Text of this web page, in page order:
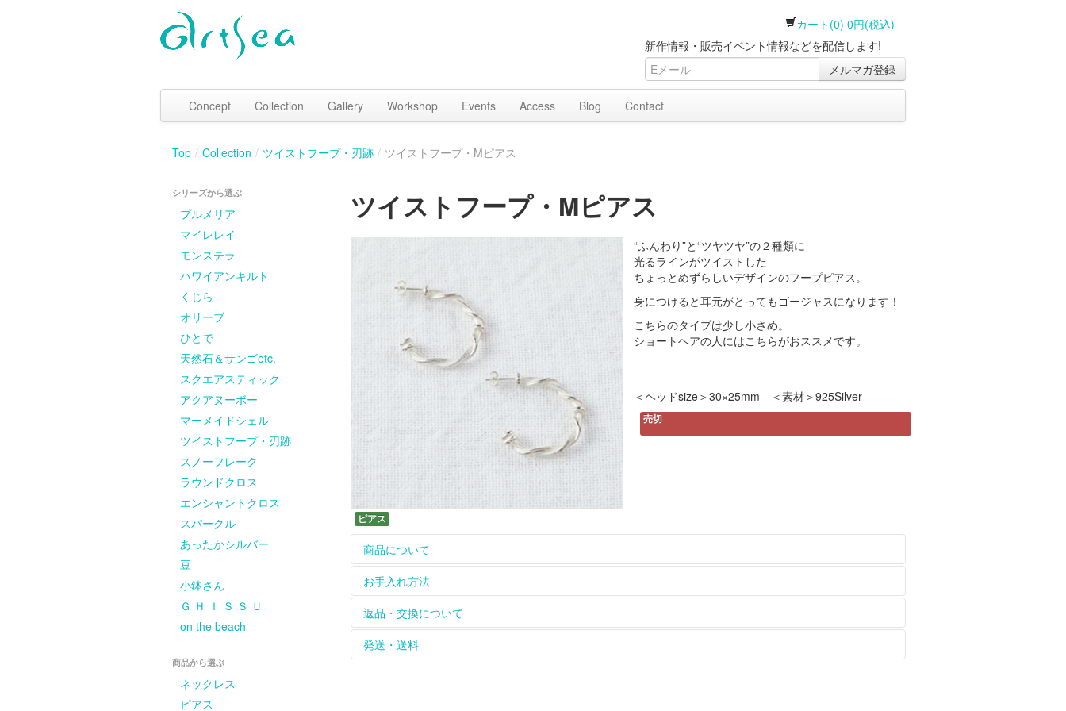
カート(0) 0円(税込)
新作情報・販売イベント情報などを配信します!
メルマガ登録
Concept Collection Gallery Workshop Events Access Blog Contact
Top / Collection / ツイストフープ・刃跡 / ツイストフープ・Mピアス
シリーズから選ぶ
プルメリア
マイレレイ
モンステラ
ハワイアンキルト
くじら
オリーブ
ひとで
天然石＆サンゴetc.
スクエアスティック
アクアヌーボー
マーメイドシェル
ツイストフープ・刃跡
スノーフレーク
ラウンドクロス
エンシャントクロス
スパークル
あったかシルバー
豆
小鉢さん
Ｇ Ｈ Ｉ Ｓ Ｓ Ｕ
on the beach
商品から選ぶ
ネックレス
ピアス
ツイストフープ・Mピアス
“ふんわり”と“ツヤツヤ”の２種類に
光るラインがツイストした
ちょっとめずらしいデザインのフープピアス。
身につけると耳元がとってもゴージャスになります！
こちらのタイプは少し小さめ。
ショートヘアの人にはこちらがおススメです。
＜ヘッドsize＞30×25mm ＜素材＞925Silver
売切
ピアス
商品について
ホームページに掲載している以外の長さのチェーンや、ペンダントヘッドのみ、チェーンのみの注文
についてはcontactからお問い合わせください。
革ひもは天然皮を使用しているため、使っていくうちに風合いが変わっていきます。変化する風合い
をお楽しみください。
天然石、天然素材のひとつひとつの色、模様の違い、多少のキズはご了承ください。
ピアスの金具（耳に触れる部分）をチタンに変更できるものもあります。ご希望のかたはcontactより
お手入れ方法
【長く綺麗にお使いいただくために】
シルバーのアクセサリーは、ご使用にならないときは密閉できる袋（ジッパーのついた袋など）に入
れて保管してください。酸化による変色の進行を防ぐことができます。
※購入された商品は密閉できる袋に入れてお届けします。
返品・交換について
お届けした商品は到着後すぐにご確認ください。
返品、交換は商品到着後８日以内とさせていただきます。返品、交換の際には必ず事前にcontactから
発送・送料